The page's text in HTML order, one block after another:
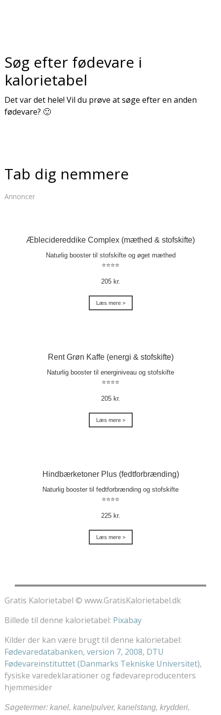
Søg efter fødevare i
kalorietabel
Det var det hele! Vil du prøve at søge efter en anden
fødevare? 🙂
Tab dig nemmere
Annoncer
Æblecidereddike Complex (mæthed & stofskifte)
Naturlig booster til stofskifte og øget mæthed
⭐⭐⭐⭐
205 kr.
Læs mere >
Rent Grøn Kaffe (energi & stofskifte)
Naturlig booster til energiniveau og stofskifte
⭐⭐⭐⭐
205 kr.
Læs mere >
Hindbærketoner Plus (fedtforbrænding)
Naturlig booster til fedtforbrænding og stofskifte
⭐⭐⭐⭐
225 kr.
Læs mere >
Gratis Kalorietabel © www.GratisKalorietabel.dk
Billede til denne kalorietabel: Pixabay
Kilder der kan være brugt til denne kalorietabel:
Fødevaredatabanken, version 7, 2008, DTU
Fødevareinstituttet (Danmarks Tekniske Universitet),
fysiske varedeklarationer og fødevareproducenters
hjemmesider
Søgetermer: kanel, kanelpulver, kanelstang, krydderi,